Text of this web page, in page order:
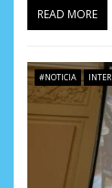
READ MORE
#NOTICIA